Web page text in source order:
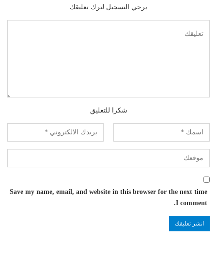
يرجي التسجيل لترك تعليقك
شكرا للتعليق
Save my name, email, and website in this browser for the next time
I comment.